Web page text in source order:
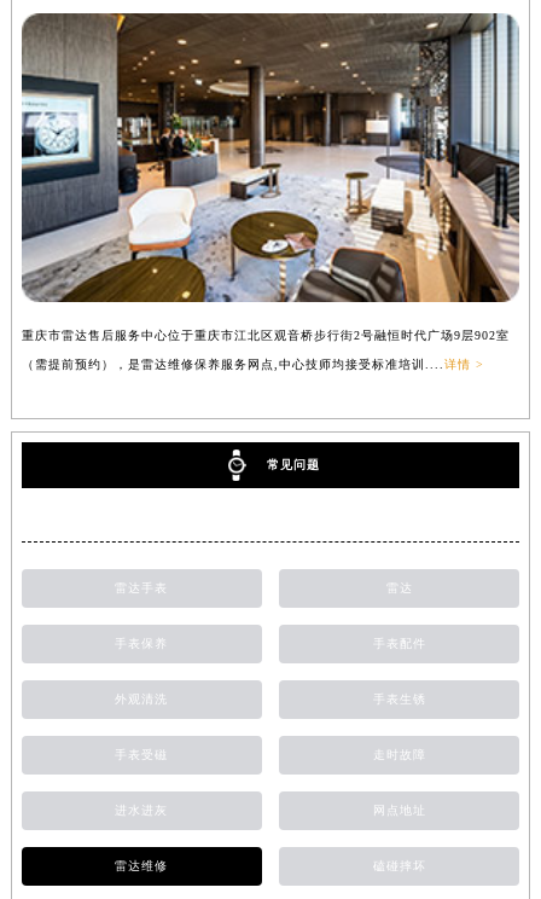
重庆市雷达售后服务中心位于重庆市江北区观音桥步行街2号融恒时代广场9层902室
（需提前预约），是雷达维修保养服务网点,中心技师均接受标准培训.... 详情 >
常见问题
雷达手表 雷达
手表保养 手表配件
外观清洗 手表生锈
手表受磁 走时故障
进水进灰 网点地址
雷达维修 磕碰摔坏